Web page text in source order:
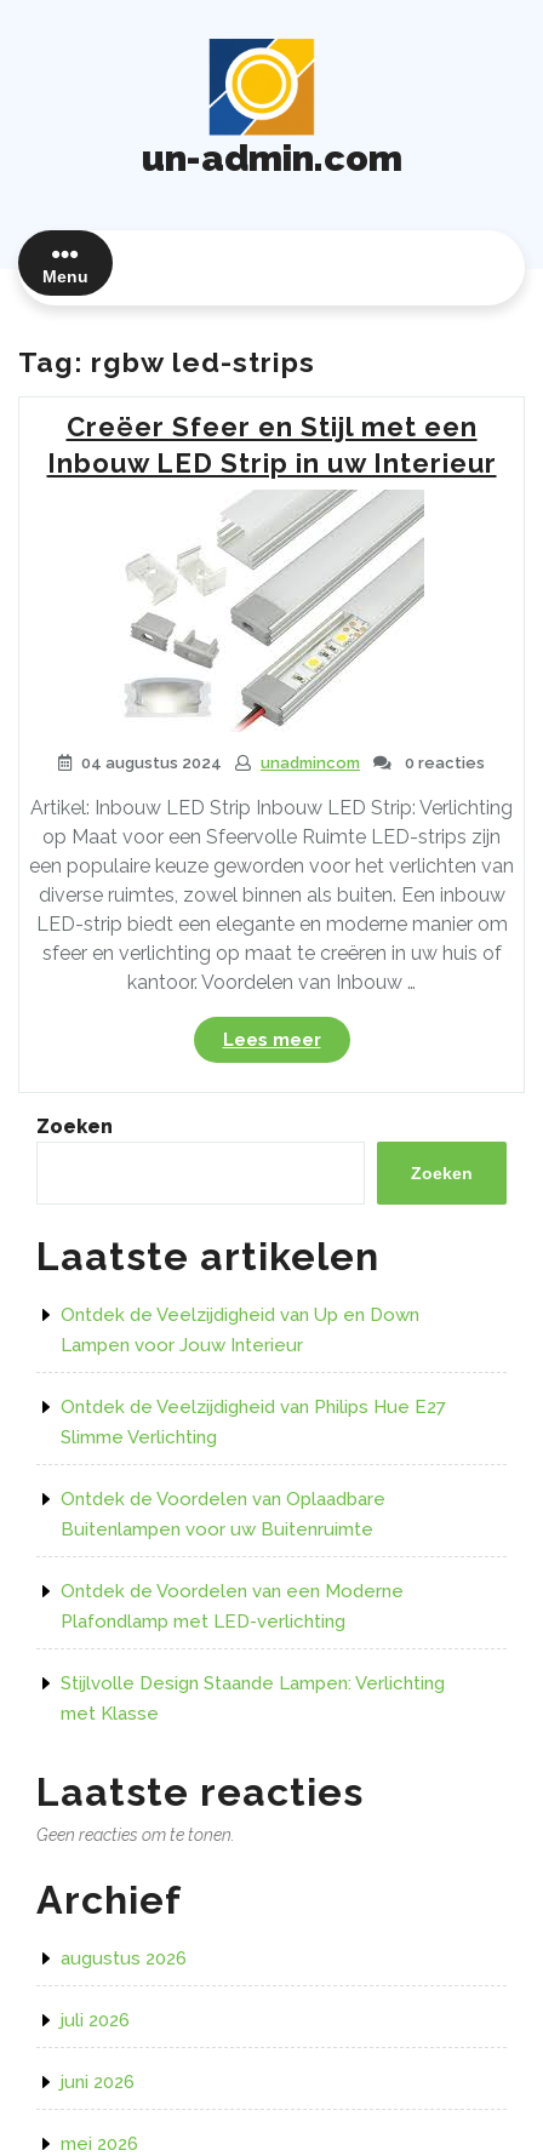
un-admin.com
Menu
Tag: rgbw led-strips
Creëer Sfeer en Stijl met een
Inbouw LED Strip in uw Interieur
04 augustus 2024 unadmincom 0 reacties
Artikel: Inbouw LED Strip Inbouw LED Strip: Verlichting
op Maat voor een Sfeervolle Ruimte LED-strips zijn
een populaire keuze geworden voor het verlichten van
diverse ruimtes, zowel binnen als buiten. Een inbouw
LED-strip biedt een elegante en moderne manier om
sfeer en verlichting op maat te creëren in uw huis of
kantoor. Voordelen van Inbouw …
Lees meer“Creëer
Sfeer
en
met
Inbouw
Strip
uw
Interieur”
Zoeken
Zoeken
Laatste artikelen
Ontdek de Veelzijdigheid van Up en Down
Lampen voor Jouw Interieur
Ontdek de Veelzijdigheid van Philips Hue E27
Slimme Verlichting
Ontdek de Voordelen van Oplaadbare
Buitenlampen voor uw Buitenruimte
Ontdek de Voordelen van een Moderne
Plafondlamp met LED-verlichting
Stijlvolle Design Staande Lampen: Verlichting
met Klasse
Laatste reacties
Geen reacties om te tonen.
Archief
augustus 2026
juli 2026
juni 2026
mei 2026